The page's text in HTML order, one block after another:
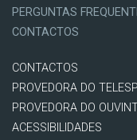
PERGUNTAS
CONTACTOS
CONTACTOS
PROVEDORA DO
PROVEDORA DO
ACESSIBILIDADES